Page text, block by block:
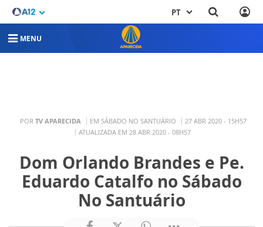
PT
MENU
POR TV APARECIDA EM SÁBADO NO SANTUÁRIO
27 ABR 2020 - 15H57
ATUALIZADA EM 28 ABR 2020 - 08H57
Dom Orlando Brandes e Pe.
Eduardo Catalfo no Sábado
No Santuário